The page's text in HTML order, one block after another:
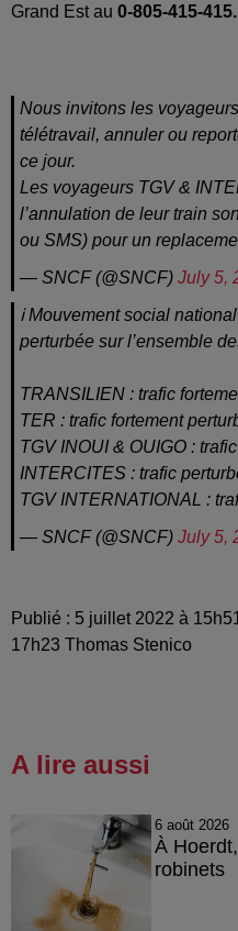
Grand Est au 0-805-415-415.
Nous invitons les
télétravail, annuler ou
ce jour.
Les voyageurs TGV &
l’annulation de leur train
ou SMS) pour un
— SNCF (@SNCF) July 5,
ℹ️ Mouvement social
perturbée sur l’ensemble
TRANSILIEN : trafic
TER : trafic fortement
TGV INOUI & OUIGO :
INTERCITES : trafic
TGV INTERNATIONAL :
— SNCF (@SNCF) July 5,
Publié : 5 juillet 2022 à
17h23 Thomas Stenico
A lire aussi
6 août 2026
À
robinets